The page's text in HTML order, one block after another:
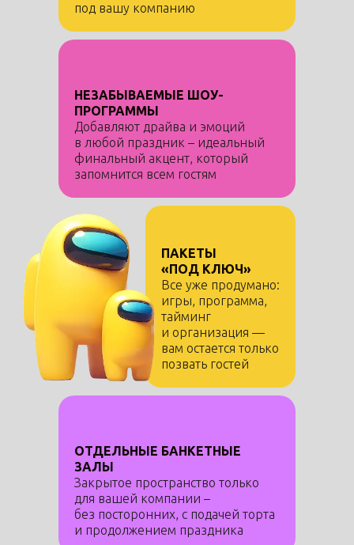
НЕЗАБЫВАЕМЫЕ ШОУ-
ПРОГРАММЫ
Добавляют драйва и эмоций
в любой праздник – идеальный
финальный акцент, который
запомнится всем гостям
под вашу компанию
ОТДЕЛЬНЫЕ БАНКЕТНЫЕ
ЗАЛЫ
Закрытое пространство только
для вашей компании –
без посторонних, с подачей торта
и продолжением праздника
ПАКЕТЫ
«ПОД КЛЮЧ»
Все уже продумано:
игры, программа,
тайминг
и организация —
вам остается только
позвать гостей